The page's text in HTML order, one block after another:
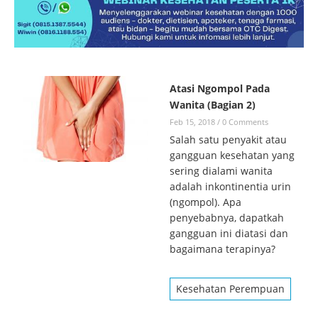
Atasi Ngompol Pada
Wanita (Bagian 2)
Feb 15, 2018 / 0 Comments
Salah satu penyakit atau
gangguan kesehatan yang
sering dialami wanita
adalah inkontinentia urin
(ngompol). Apa
penyebabnya, dapatkah
gangguan ini diatasi dan
bagaimana terapinya?
Kesehatan Perempuan